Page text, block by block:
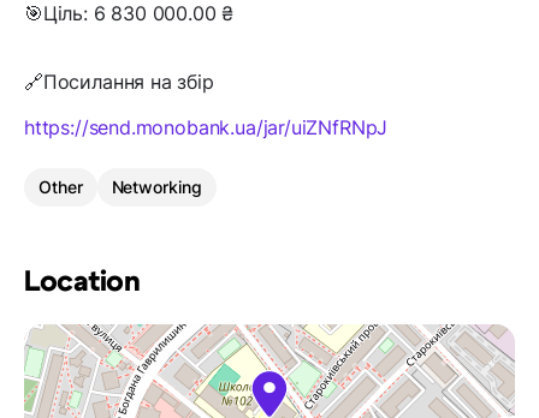
🎯Ціль: 6 830 000.00 ₴
🔗Посилання на збір
https://send.monobank.ua/jar/uiZNfRNpJ
Other Networking
Location